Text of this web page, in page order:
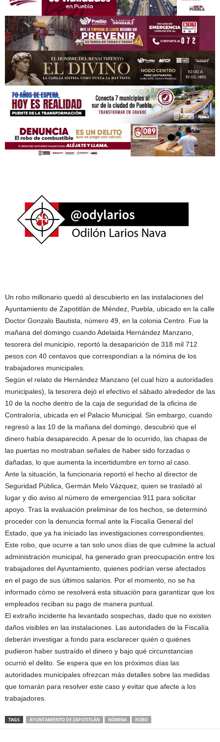
Un robo millonario quedó al descubierto en las instalaciones del
Ayuntamiento de Zapotitlán de Méndez, Puebla, ubicado en la calle
Doctor Gonzalo Bautista, número 49, en la colonia Centro. Fue la
mañana del domingo cuando Adelaida Hernández Manzano,
tesorera del municipio, reportó la desaparición de 318 mil 712
pesos con 40 centavos que correspondían a la nómina de los
trabajadores municipales.
Según el relato de Hernández Manzano (el cual hizo a autoridades
municipales), la tesorera dejó el efectivo el sábado alrededor de las
10 de la noche dentro de la caja de seguridad de la oficina de
Contraloría, ubicada en el Palacio Municipal. Sin embargo, cuando
regresó a las 10 de la mañana del domingo, descubrió que el
dinero había desaparecido. A pesar de lo ocurrido, las chapas de
las puertas no mostraban señales de haber sido forzadas o
dañadas, lo que aumenta la incertidumbre en torno al caso.
Ante la situación, la funcionaria reportó el hecho al director de
Seguridad Pública, Germán Melo Vázquez, quien se trasladó al
lugar y dio aviso al número de emergencias 911 para solicitar
apoyo. Tras la evaluación preliminar de los hechos, se determinó
proceder con la denuncia formal ante la Fiscalía General del
Estado, que ya ha iniciado las investigaciones correspondientes.
Este robo, que ocurre a tan solo unos días de que culmine la actual
administración municipal, ha generado gran preocupación entre los
trabajadores del Ayuntamiento, quienes podrían verse afectados
en el pago de sus últimos salarios. Por el momento, no se ha
informado cómo se resolverá esta situación para garantizar que los
empleados reciban su pago de manera puntual.
El extraño incidente ha levantado sospechas, dado que no existen
daños visibles en las instalaciones. Las autoridades de la Fiscalía
deberán investigar a fondo para esclarecer quién o quiénes
pudieron haber sustraído el dinero y bajo qué circunstancias
ocurrió el delito. Se espera que en los próximos días las
autoridades municipales ofrezcan más detalles sobre las medidas
que tomarán para resolver este caso y evitar que afecte a los
trabajadores.
TAGS AYUNTAMIENTO DE ZAPOTITLÁN NÓMINA ROBO